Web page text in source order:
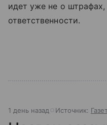
идет уже не о штрафах,
ответственности.
1 день назад Источник: